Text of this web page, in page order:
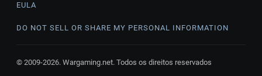
Français
EULA
DO NOT SELL OR SHARE MY PERSONAL INFORMATION
© 2009-2026. Wargaming.net. Todos os direitos reservados